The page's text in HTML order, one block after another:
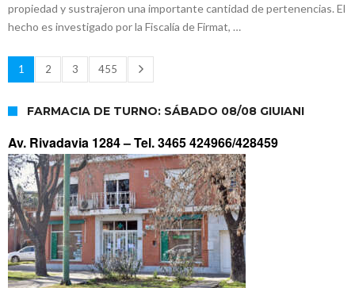
propiedad y sustrajeron una importante cantidad de pertenencias. El
hecho es investigado por la Fiscalía de Firmat, …
1 2 3 455
FARMACIA DE TURNO: SÁBADO 08/08 GIUIANI
Av. Rivadavia 1284 –Tel. 3465 424966/428459